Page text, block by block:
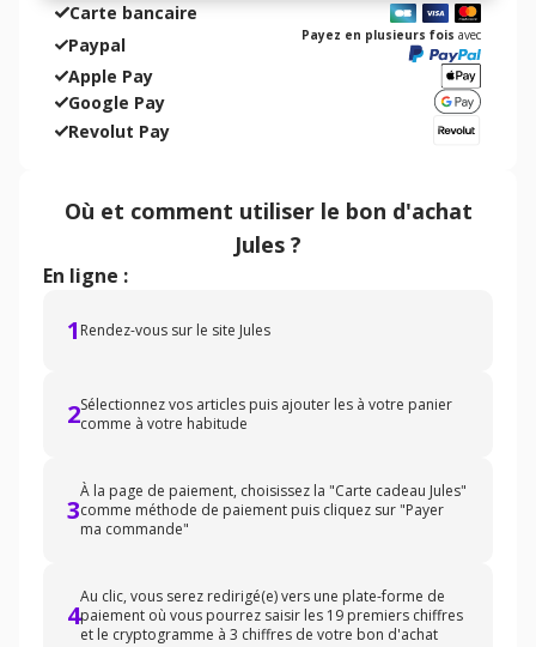
Carte bancaire
Paypal
Payez en plusieurs fois avec
Apple Pay
Google Pay
Revolut Pay
Où et comment utiliser le bon d'achat
Jules ?
En ligne :
1 Rendez-vous sur le site Jules
2Sélectionnez vos articles puis ajouter les à votre panier
comme à votre habitude
3
À la page de paiement, choisissez la "Carte cadeau Jules"
comme méthode de paiement puis cliquez sur "Payer
ma commande"
4
Au clic, vous serez redirigé(e) vers une plate-forme de
paiement où vous pourrez saisir les 19 premiers chiffres
et le cryptogramme à 3 chiffres de votre bon d'achat